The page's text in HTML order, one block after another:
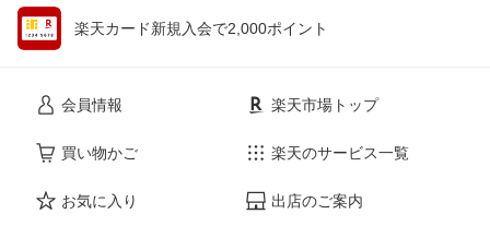
楽天カード新規入会で2,000ポイント
会員情報
買い物かご
お気に入り
楽天市場トップ
楽天のサービス一覧
出店のご案内